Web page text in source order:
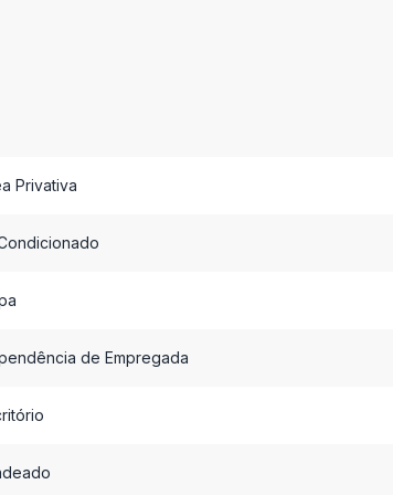
Privativa
de Empregada